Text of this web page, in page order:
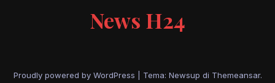
News H24
Proudly powered by WordPress Tema: Newsup di Themeansar.